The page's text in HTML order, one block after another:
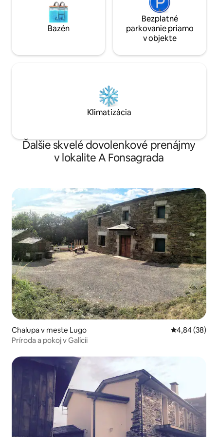
etc…20min by car.
Bazén
Bezplatné
parkovanie priamo
v objekte
Klimatizácia
Ďalšie skvelé dovolenkové prenájmy
v lokalite A Fonsagrada
Chalupa v meste Lugo Priemerné
4,84 (38)
Príroda a pokoj v Galícii